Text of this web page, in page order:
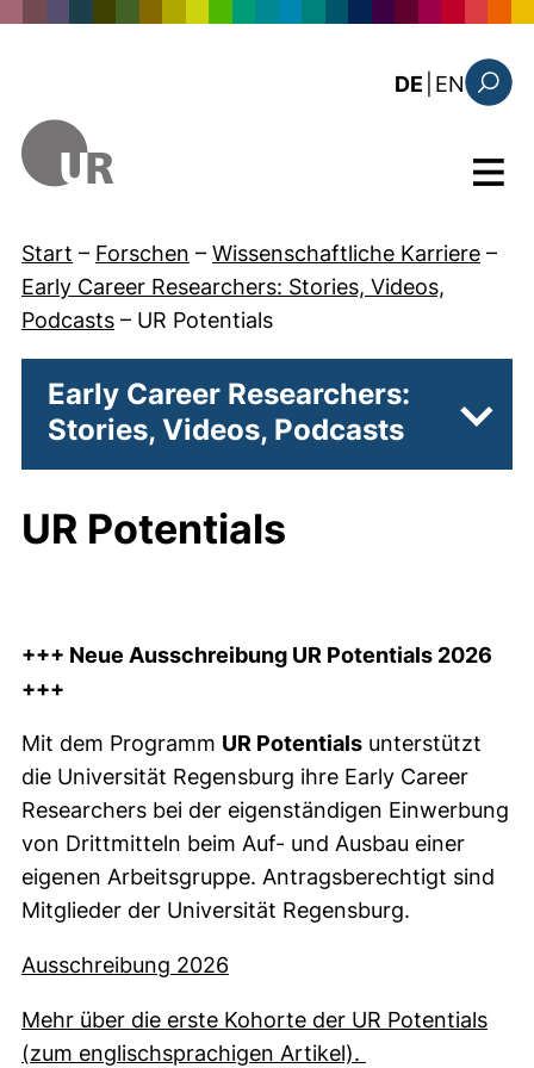
DE EN: this
Menü
Start – Forschen – Wissenschaftliche Karriere –
Early Career Researchers: Stories, Videos,
Podcasts – UR Potentials
Early Career Researchers:
Stories, Videos, Podcasts
UR Potentials
+++ Neue Ausschreibung UR Potentials 2026
+++
Mit dem Programm UR Potentials unterstützt
die Universität Regensburg ihre Early Career
Researchers bei der eigenständigen Einwerbung
von Drittmitteln beim Auf- und Ausbau einer
eigenen Arbeitsgruppe. Antragsberechtigt sind
Mitglieder der Universität Regensburg.
Ausschreibung 2026
Mehr über die erste Kohorte der UR Potentials
(zum englischsprachigen Artikel).